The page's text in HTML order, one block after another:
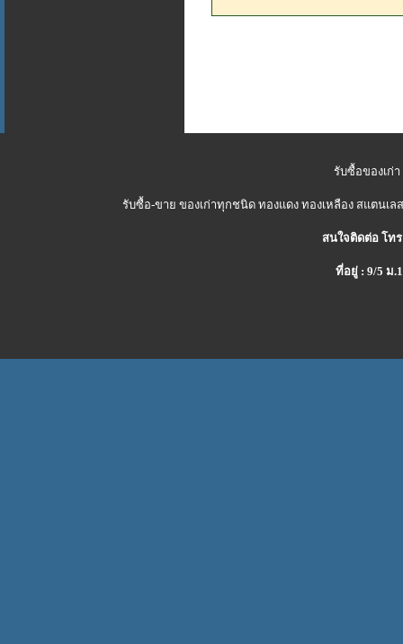
รับซื้อของเก่
รับซื้อ-ขาย ของเก่าทุกชนิด ทองแดง ทองเหลือง สแตนเ
สนใจติดต่อ โทร
ที่อยู่ : 9/5 ม